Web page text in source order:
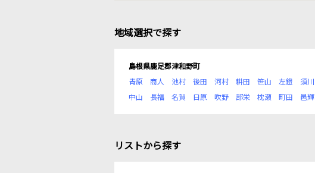
地域選択で探す
島根県鹿足郡津和野町
青原
商人 池村 後田 河村 耕田 笹山 左鐙 須川
中山
長福 名賀 日原 吹野 部栄 枕瀬 町田 邑輝
リストから探す